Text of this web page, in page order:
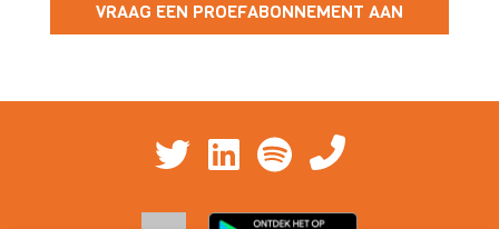
VRAAG EEN PROEFABONNEMENT AAN